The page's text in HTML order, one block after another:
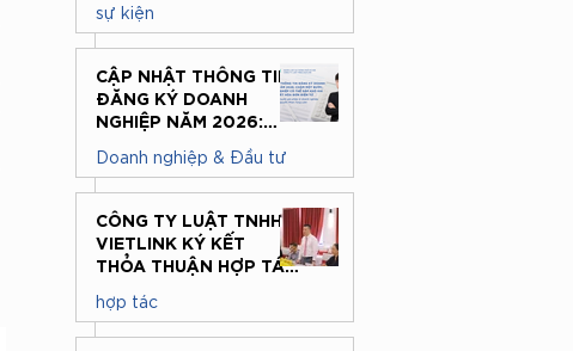
HÀN QUỐC: ĐỒNG
HÀNH CÙNG DOANH
NGHIỆP CÓ VỐN ĐẦU
TƯ NƯỚC NGOÀI
TRONG MÔI TRƯỜNG
PHÁP LÝ TẠI VIỆT NAM
sự kiện
CẬP NHẬT THÔNG TIN
ĐĂNG KÝ DOANH
NGHIỆP NĂM 2026:
CHẬM MỘT BƯỚC,
DOANH NGHIỆP CÓ
THỂ GẶP KHÓ KHI
XUẤT HÓA ĐƠN ĐIỆN
TỬ
Doanh nghiệp & Đầu tư
CÔNG TY LUẬT TNHH
VIETLINK KÝ KẾT
THỎA THUẬN HỢP TÁC
KINH TẾ – ĐẠI HỌC
QUỐC GIA HÀ NỘI
hợp tác